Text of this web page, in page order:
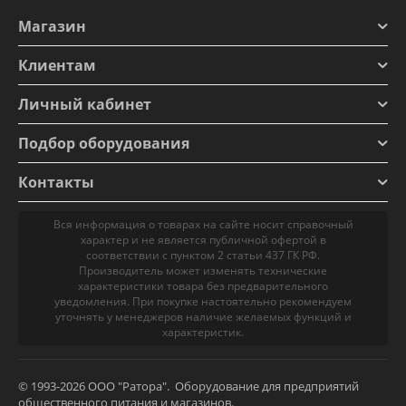
Магазин
Клиентам
Личный кабинет
Подбор оборудования
Контакты
Вся информация о товарах на сайте носит справочный
характер и не является публичной офертой в
соответствии с пунктом 2 статьи 437 ГК РФ.
Производитель может изменять технические
характеристики товара без предварительного
уведомления. При покупке настоятельно рекомендуем
уточнять у менеджеров наличие желаемых функций и
характеристик.
© 1993-2026 ООО "Ратора". Оборудование для предприятий
общественного питания и магазинов.